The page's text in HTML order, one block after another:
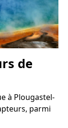
de
à Plougastel-
parmi